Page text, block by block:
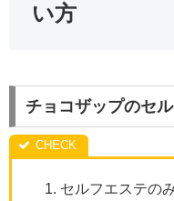
い方
チョコザップのセ
セルフエステの